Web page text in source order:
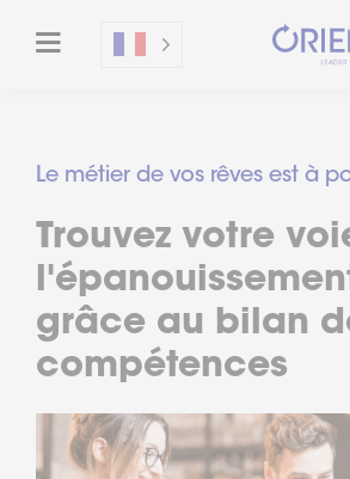
Le métier de vos rêves est à
Trouvez votre
grâce au bilan
compétences